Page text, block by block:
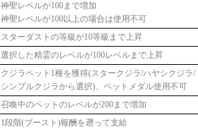
神聖レベルが100まで増加
神聖レベルが100以上の場合は使用不可
スターダストの等級が10等級まで上昇
選択した精霊のレベルが100レベルまで上昇
クジラペット1種を獲得(スタークジラ/ハヤシクジラ/
シンプルクジラから選択)、ペットメダル使用不可
召喚中のペットのレベルが200まで増加
1段階(ブースト)報酬を遡って支給